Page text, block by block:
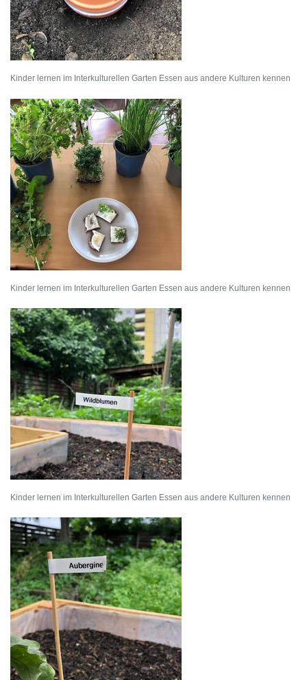
Kinder lernen im Interkulturellen Garten Essen aus andere Kulturen kennen
Kinder lernen im Interkulturellen Garten Essen aus andere Kulturen kennen
Kinder lernen im Interkulturellen Garten Essen aus andere Kulturen kennen